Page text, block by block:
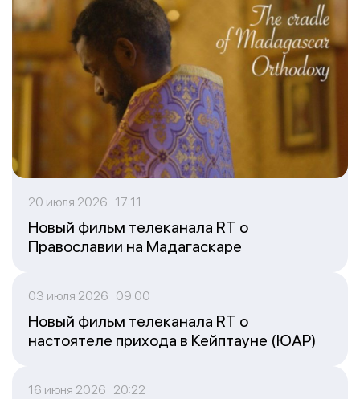
20 июля 2026 17:11
Новый фильм телеканала RT о
Православии на Мадагаскаре
03 июля 2026 09:00
Новый фильм телеканала RT о
настоятеле прихода в Кейптауне (ЮАР)
16 июня 2026 20:22